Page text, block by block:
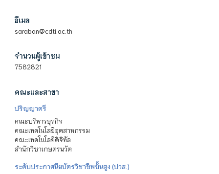
อีเมล
saraban@cdti.ac.th
จำนวนผู้เข้าชม
7582821
คณะและสาขา
ปริญญาตรี
คณะบริหารธุรกิจ
คณะเทคโนโลยีอุตสาหกรรม
คณะเทคโนโลยีดิจิทัล
สำนักวิชาเกษตรนวัต
ระดับประกาศนียบัตรวิชาชีพชั้นสูง (ปวส.)